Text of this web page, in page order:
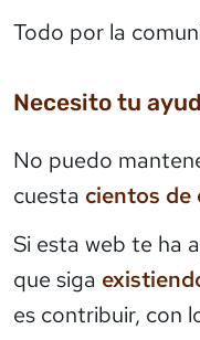
Todo por la
Necesito tu
No puedo
cuesta cientos de
Si esta web te ha
que siga
es contribuir, con